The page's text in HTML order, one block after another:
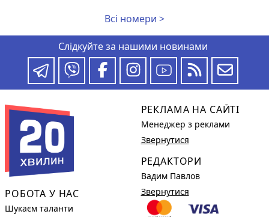
Всі номери >
Слідкуйте за нашими новинами
РОБОТА У НАС
Шукаєм таланти
РЕКЛАМА НА САЙТІ
Менеджер з реклами
Звернутися
РЕДАКТОРИ
Вадим Павлов
Звернутися